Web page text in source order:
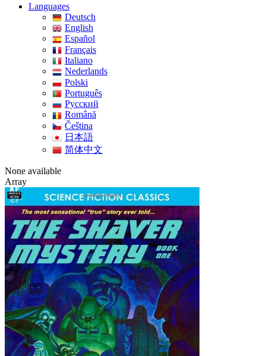
Languages
Deutsch
English
Español
Français
Italiano
Nederlands
Polski
Português
Pусский
Română
Čeština
日本語
简体中文
None available
Array